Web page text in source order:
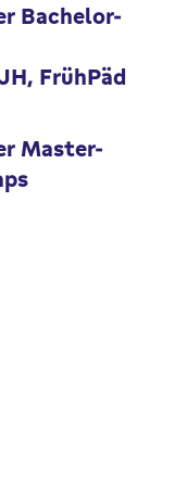
Bachelor-
FrühPäd
Master-